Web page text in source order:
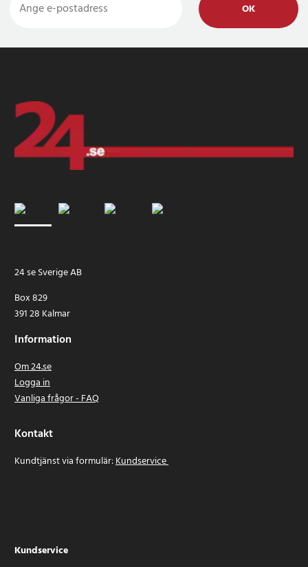
OK
24 se Sverige AB
Box 829
391 28 Kalmar
Information
Om 24.se
Logga in
Vanliga frågor - FAQ
Kontakt
Kundtjänst via formulär:Kundservice
Kundservice